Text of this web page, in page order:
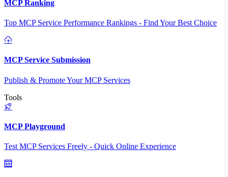
MCP Ranking
Top MCP Service Performance Rankings - Find Your Best Choice
MCP Service Submission
Publish & Promote Your MCP Services
Tools
MCP Playground
Test MCP Services Freely - Quick Online Experience